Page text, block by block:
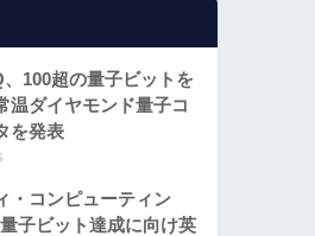
100超の量子ビットを
温ダイヤモンド量子コ
を発表
・コンピューティン
子ビット達成に向け英